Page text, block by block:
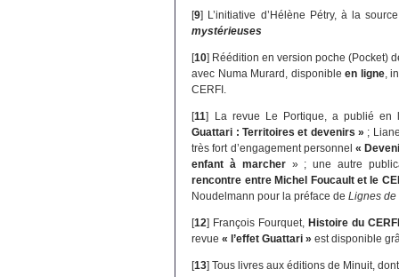
[9] L’initiative d’Hélène Pétry, à la
mystérieuses
[10] Réédition en version poche (Pocket)
avec Numa Murard, disponibleen ligne,
CERFI.
[11] La revue Le Portique, a publié
Guattari : Territoires et devenirs » ;
très fort d’engagement personnel «
enfant à marcher» ; une autre
rencontre entre Michel Foucault et le
Noudelmann pour la préface deLignes de
[12] François Fourquet,Histoire du
revue« l’effet Guattari » est disponible
[13]Tous livres aux éditions de Minuit,